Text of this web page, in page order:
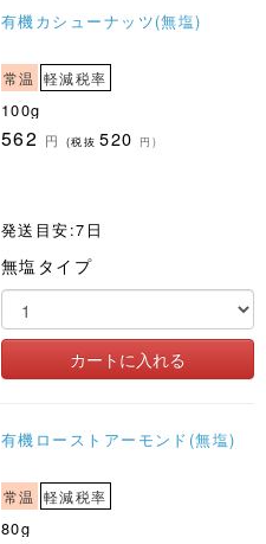
有機カシューナッツ(無塩)
常温 軽減税率
100g
562 円 (税抜520 円)
発送目安:7日
無塩タイプ
有機ローストアーモンド(無塩)
常温 軽減税率
80g